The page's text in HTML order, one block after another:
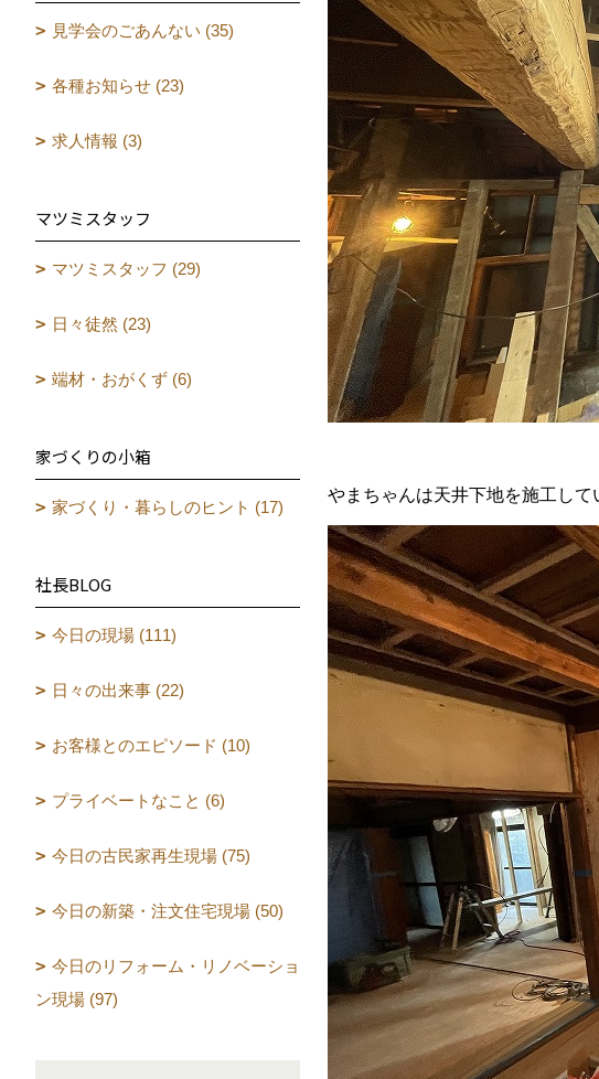
やまちゃんは天井下地を施工して
見学会のごあんない (35)
各種お知らせ (23)
求人情報 (3)
マツミスタッフ
マツミスタッフ (29)
日々徒然 (23)
端材・おがくず (6)
家づくりの小箱
家づくり・暮らしのヒント (17)
社長BLOG
今日の現場 (111)
日々の出来事 (22)
お客様とのエピソード (10)
プライベートなこと (6)
今日の古民家再生現場 (75)
今日の新築・注文住宅現場 (50)
今日のリフォーム・リノベーショ
ン現場 (97)